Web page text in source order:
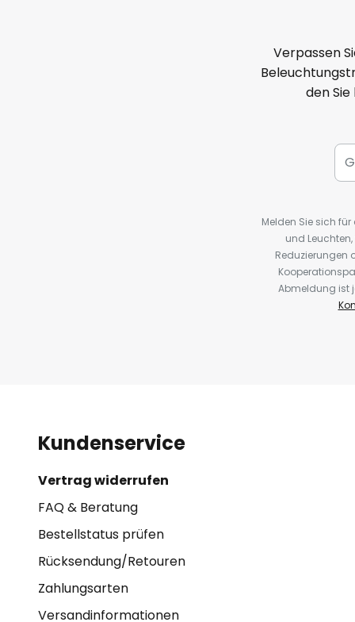
Verpassen
den
Melden Sie sich
und
Reduzierungen
Abmeldung ist
Kundenservice
Vertrag widerrufen
FAQ & Beratung
Bestellstatus prüfen
Rücksendung/Retouren
Zahlungsarten
Versandinformationen